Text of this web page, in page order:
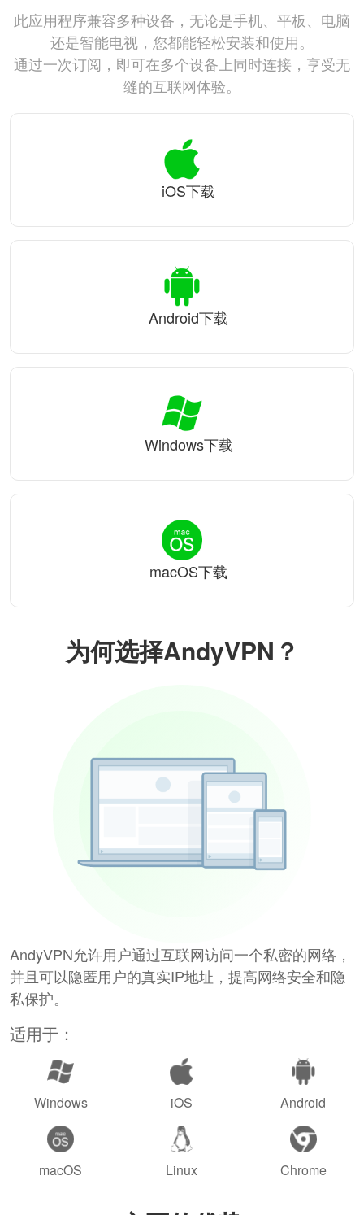
为何选择AndyVPN？
AndyVPN允许用户通过互联网访问一个私密的网络，
并且可以隐匿用户的真实IP地址，提高网络安全和隐
私保护。
适用于：
Windows iOS Android
macOS Linux Chrome
此应用程序兼容多种设备，无论是手机、平板、电脑
还是智能电视，您都能轻松安装和使用。
通过一次订阅，即可在多个设备上同时连接，享受无
缝的互联网体验。
iOS下载
Android下载
Windows下载
macOS下载